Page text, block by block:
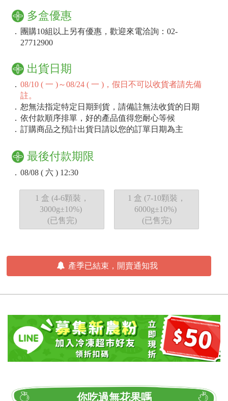
多盒優惠
． 團購10組以上另有優惠，歡迎來電洽詢：02-
27712900
出貨日期
． 08/10 ( 一 )～08/24 ( 一 )，假日不可以收貨者請先備
註。
． 恕無法指定特定日期到貨，請備註無法收貨的日期
． 依付款順序排單，好的產品值得您耐心等候
． 訂購商品之預計出貨日請以您的訂單日期為主
最後付款期限
． 08/08 ( 六 ) 12:30
1 盒 (4-6顆裝，
3000g±10%)
(已售完)
1 盒 (7-10顆裝，
6000g±10%)
(已售完)
產季已結束，開賣通知我
你吃過無花果嗎